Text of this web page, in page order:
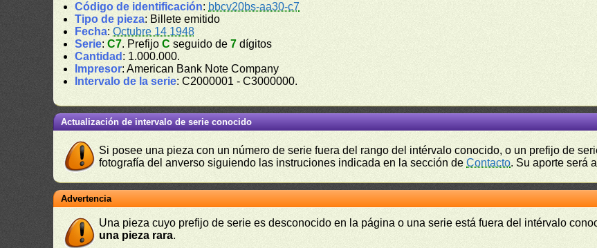
Código de identificación: bbcv20bs-aa30-c7
Tipo de pieza: Billete emitido
Fecha:Octubre 14 1948
Serie:C7. PrefijoC seguido de7 dígitos
Cantidad : 1.000.000.
Impresor: American Bank Note Company
Intervalo de la serie: C2000001 - C3000000.
Actualización de intervalo de serie conocido
Si posee una pieza con un número de serie fuera del rango del intérvalo conocido, o un prefijo de
fotografía del anverso siguiendo las instruciones indicada en la sección deContacto. Su aporte será
Advertencia
Una pieza cuyo prefijo de serie es desconocido en la página o una serie está fuera del intérvalo
una pieza rara.